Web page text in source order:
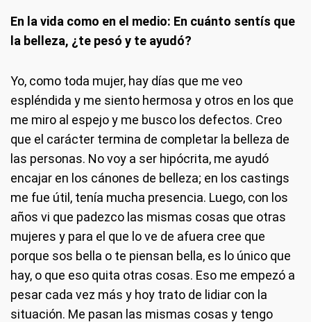
En la vida como en el medio: En cuánto sentís que
la belleza, ¿te pesó y te ayudó?
Yo, como toda mujer, hay días que me veo
espléndida y me siento hermosa y otros en los que
me miro al espejo y me busco los defectos. Creo
que el carácter termina de completar la belleza de
las personas. No voy a ser hipócrita, me ayudó
encajar en los cánones de belleza; en los castings
me fue útil, tenía mucha presencia. Luego, con los
años vi que padezco las mismas cosas que otras
mujeres y para el que lo ve de afuera cree que
porque sos bella o te piensan bella, es lo único que
hay, o que eso quita otras cosas. Eso me empezó a
pesar cada vez más y hoy trato de lidiar con la
situación. Me pasan las mismas cosas y tengo